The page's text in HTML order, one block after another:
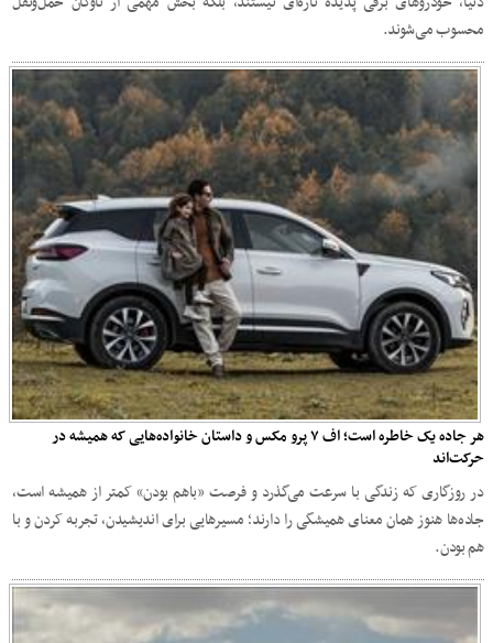
محسوب می‌شوند.
هر جاده یک خاطره است؛ اف ۷ پرو مکس و داستان خانواده‌هایی که همیشه در
حرکت‌اند
در روزگاری که زندگی با سرعت می‌گذرد و فرصت «باهم بودن» کمتر از همیشه است،
جاده‌ها هنوز همان معنای همیشگی را دارند؛ مسیرهایی برای اندیشیدن، تجربه کردن و با
هم بودن.